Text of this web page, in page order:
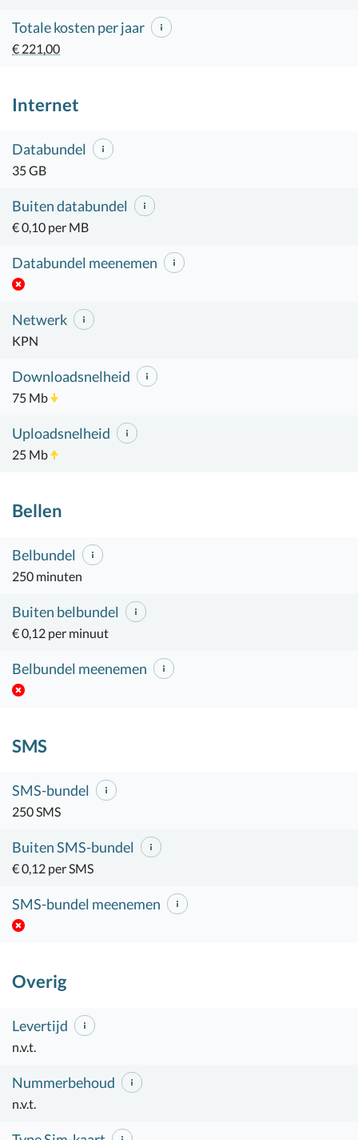
Totale kosten per jaar
€ 221,00
Internet
Databundel
35 GB
Buiten databundel
€ 0,10 per MB
Databundel meenemen
Netwerk
KPN
Downloadsnelheid
75 Mb
Uploadsnelheid
25 Mb
Bellen
Belbundel
250 minuten
Buiten belbundel
€ 0,12 per minuut
Belbundel meenemen
SMS
SMS-bundel
250 SMS
Buiten SMS-bundel
€ 0,12 per SMS
SMS-bundel meenemen
Overig
Levertijd
n.v.t.
Nummerbehoud
n.v.t.